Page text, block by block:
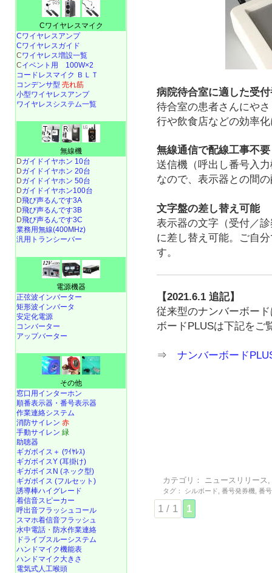
病院待合室に適した受
待合室の患者さんにや
行や飲食店などの効率
無線通信で配線工事不要
送信機（呼出し番号入
なので、表示器との間
文字盤の差し替え可能
表示器の文字（受付／
に差し替え可能。ご自
す。
【2021.6.1 追記】
従来型のナンバーボー
ボードPLUSは下記をご
⇒ナンバーボード
カテゴリ： ニュースリリース
タグ： シルボード ,番号発券機 ,番
1 / 1 1
Cワイヤレスマイク
Cワイヤレスアンプ
Cワイヤレスガイド
Cワイヤレス増設一覧
Cイベント用 100W×2
コードレスマイク ＢＬＴ
コンデンサ型 売れ筋
小型ワイヤレスアンプ
ワイヤレスシステム一覧
無線機
Dガイドイヤホン 10台
Dガイドイヤホン 20台
Dガイドイヤホン 50台
Dガイドイヤホン100台
D飛び声るんです3A
D飛び声るんです3B
D飛び声るんです3C
業務用無線(400MHz)
汎用トランシーバー
電源機器
正弦波インバーター
矩形波インバータ
安定化電源
コンバーター
アップバーター
その他
窓口用インターホン
順番表示器・番号表示器
作業連絡システム
消防サイレン 赤
手動サイレン 緑
助聴器
ギガボイス＋ (ﾜｲﾔﾚｽ)
ギガボイスY (耳掛け)
ギガボイスN (ネック型)
ギガボイス (フルセット)
誘導棒ハイグレード
着信音スピーカー
呼出音フラッシュコール
スマホ着信音フラッシュ
水中電話 ・ 防水作業連絡
ドライブスルーシステム
ハンドマイク機能表
ハンドマイク大きさ
電気式人工喉頭